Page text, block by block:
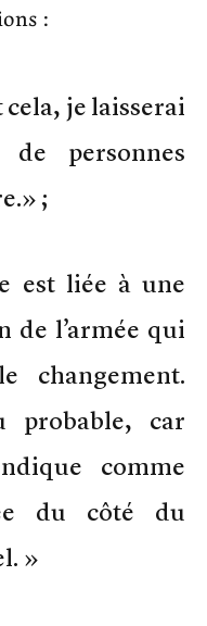
:
cela, je laisserai
de personnes
;
est liée à une
de l’armée qui
changement.
probable, car
comme
du côté du
»